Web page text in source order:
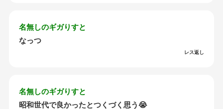
名無しのギガりすと
なっつ
レス返し
名無しのギガりすと
昭和世代で良かったとつくづく思う😭